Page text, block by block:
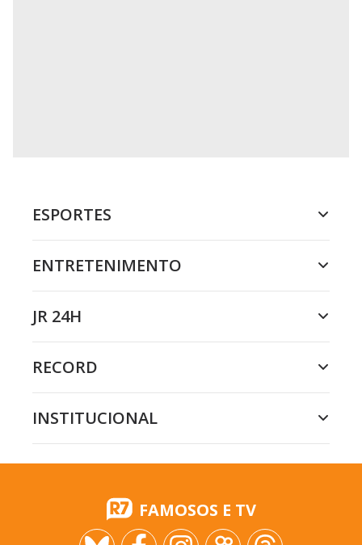
ESPORTES
ENTRETENIMENTO
JR 24H
RECORD
INSTITUCIONAL
FAMOSOS E TV